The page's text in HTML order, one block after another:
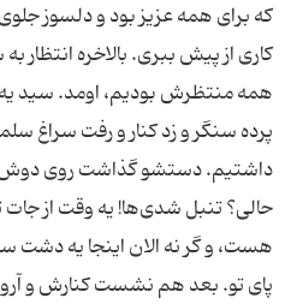
که برای همه عزیز بود و دلسوز
کاری از پیش ببری. بالاخره
همه منتظرش بودیم، اومد. سید
پرده سنگر و زد کنار و رفت سراغ
داشتیم. دستشو گذاشت روی دوش
حالی؟ تنبل شدی‌ها! یه وقت از جات
هست، و گر نه الان اینجا یه دشت
پای تو. بعد هم نشست کنارش و